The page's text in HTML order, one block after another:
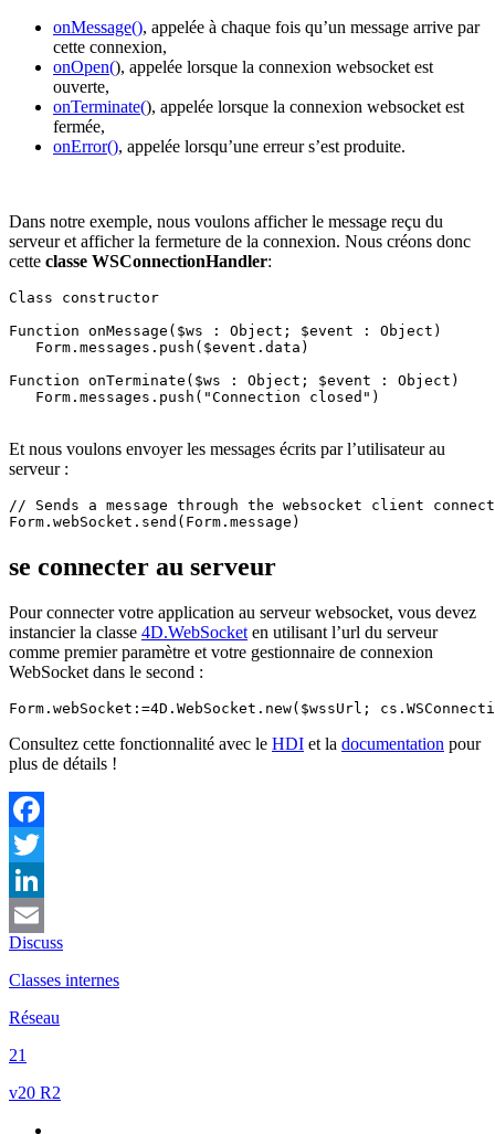
onMessage(), appelée à chaque fois qu’un message arrive par
cette connexion,
onOpen(), appelée lorsque la connexion websocket est
ouverte,
onTerminate(), appelée lorsque la connexion websocket est
fermée,
onError(), appelée lorsqu’une erreur s’est produite.
Dans notre exemple, nous voulons afficher le message reçu du
serveur et afficher la fermeture de la connexion. Nous créons donc
cette classe WSConnectionHandler:
Class constructor
Function onMessage($ws : Object; $event : Object)
   Form.messages.push($event.data)
Function onTerminate($ws : Object; $event : Object)
   Form.messages.push("Connection closed")
Et nous voulons envoyer les messages écrits par l’utilisateur au
serveur :
// Sends a message through the websocket client
Form.webSocket.send(Form.message)
se connecter au serveur
Pour connecter votre application au serveur websocket, vous devez
instancier la classe 4D.WebSocketen utilisant l’url du serveur
comme premier paramètre et votre gestionnaire de connexion
WebSocket dans le second :
Form.webSocket:=4D.WebSocket.new($wssUrl;
Consultez cette fonctionnalité avec le HDI et la documentation pour
plus de détails !
Facebook
Twitter
LinkedIn
Email
Discuss
Classes internes
Réseau
21
v20 R2